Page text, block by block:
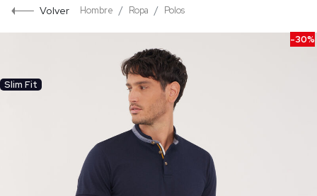
Volver Hombre Ropa Polos
-30%
Slim Fit